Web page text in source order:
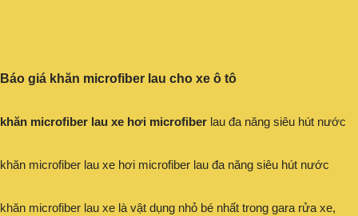
Báo giá khăn microfiber lau cho xe ô tô
khăn microfiber lau xe hơi microfiber lau đa năng siêu hút nước
khăn microfiber lau xe hơi microfiber lau đa năng siêu hút nước
khăn microfiber lau xe là vật dụng nhỏ bé nhất trong gara rửa xe,